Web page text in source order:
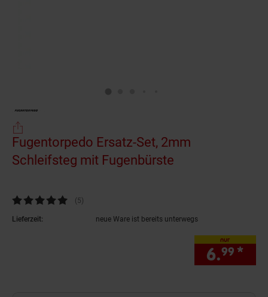
Fugentorpedo Ersatz-Set, 2mm
Schleifsteg mit Fugenbürste
Kundenbewertung: 4,8 von 5 Sternen
(5Kundenbewertungen
)
Lieferzeit: neue Ware ist bereits unterwegs
nur
6.99 *